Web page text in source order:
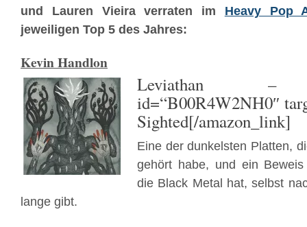
und Lauren Vieira verraten im Heavy Pop
jeweiligen Top 5 des Jahres:
Kevin Handlon
Leviathan –
id=“B00R4W2NH0″
Sighted[/amazon_link]
Eine der dunkelsten Platten,
gehört habe, und ein
die Black Metal hat, selbst
lange gibt.